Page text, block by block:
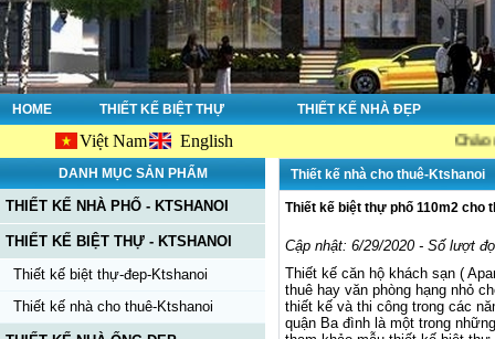
HOME THIẾT KẾ BIỆT THỰ THIẾT KẾ NHÀ ĐẸP
Việt Nam English Chào mừng
DANH MỤC SẢN PHẨM
THIẾT KẾ NHÀ PHỐ - KTSHANOI
THIẾT KẾ BIỆT THỰ - KTSHANOI
Thiết kế biệt thự-đep-Ktshanoi
Thiết kế nhà cho thuê-Ktshanoi
Thiết kế nhà cho thuê-Ktshanoi
Thiết kế biệt thự phố 110m2 cho
Cập nhật: 6/29/2020 - Số lượt
Thiết kế căn hộ khách sạn (
thuê hay văn phòng hạng nhỏ
thiết kế và thi công trong các
quận Ba đình là một trong